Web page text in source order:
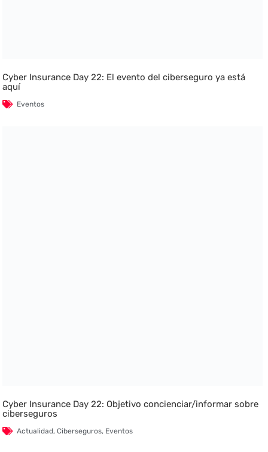
Cyber Insurance Day 22: El evento del ciberseguro ya está
aquí
Eventos
Cyber Insurance Day 22: Objetivo concienciar/informar sobre
ciberseguros
Actualidad,Ciberseguros, Eventos